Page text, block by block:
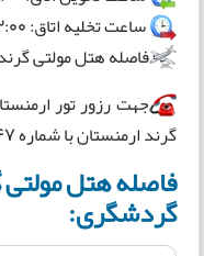
ساعت تخلیه اتاق: 12:00
فاصله هتل مولتی گرند
جهت رزور تور
گرند ارمنستان با شماره 88921447-021 تماس حاصل نمایید.
فاصله هتل مولتی
گردشگری: